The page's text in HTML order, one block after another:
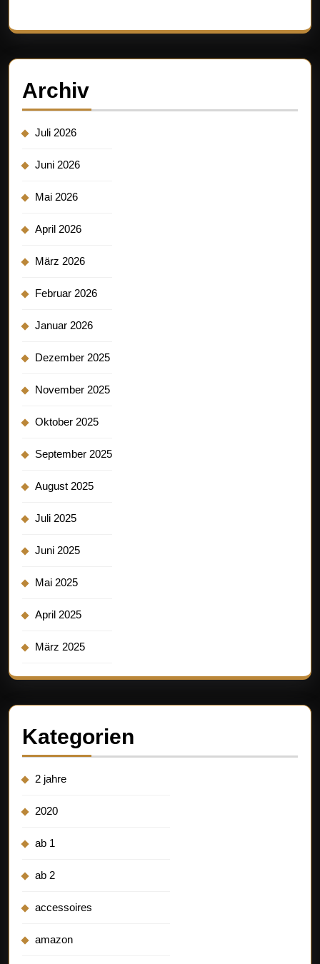
Archiv
Juli 2026
Juni 2026
Mai 2026
April 2026
März 2026
Februar 2026
Januar 2026
Dezember 2025
November 2025
Oktober 2025
September 2025
August 2025
Juli 2025
Juni 2025
Mai 2025
April 2025
März 2025
Kategorien
2 jahre
2020
ab 1
ab 2
accessoires
amazon